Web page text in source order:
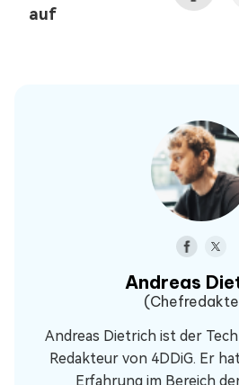
auf
Andreas
Andreas Dietrich ist der
Redakteur von 4DDiG. Er
Erfahrung im Bereich